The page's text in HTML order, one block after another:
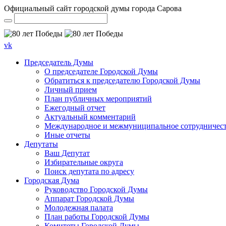
Официальный сайт городской думы города Сарова
vk
Председатель Думы
О председателе Городской Думы
Обратиться к председателю Городской Думы
Личный прием
План публичных мероприятий
Ежегодный отчет
Актуальный комментарий
Международное и межмуниципальное
Иные отчеты
Депутаты
Ваш Депутат
Избирательные округа
Поиск депутата по адресу
Городская Дума
Руководство Городской Думы
Аппарат Городской Думы
Молодежная палата
План работы Городской Думы